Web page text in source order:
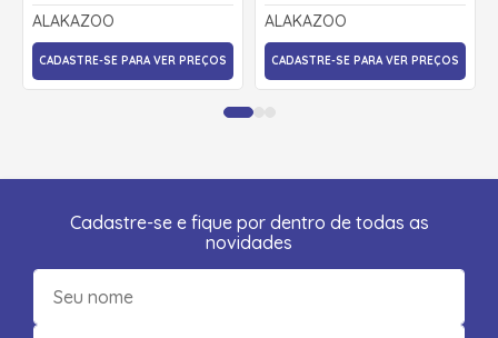
ALAKAZOO
CADASTRE-SE PARA VER PREÇOS
ALAKAZOO
CADASTRE-SE PARA VER PREÇOS
Cadastre-se e fique por dentro de todas as
novidades